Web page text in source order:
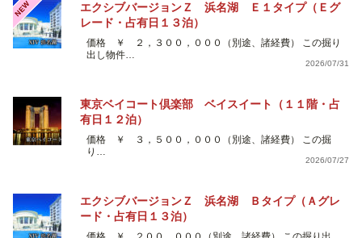
NEW
エクシブバージョンＺ 浜名湖 Ｅ１タイプ（Ｅグ
レード・占有日１３泊）
価格 ￥ ２，３００，０００（別途、諸経費） この掘り
出し物件…
2026/07/31
東京ベイコート倶楽部 ベイスイート（１１階・占
有日１２泊）
価格 ￥ ３，５００，０００（別途、諸経費） この掘
り…
2026/07/27
エクシブバージョンＺ 浜名湖 Ｂタイプ（Ａグレ
ード・占有日１３泊）